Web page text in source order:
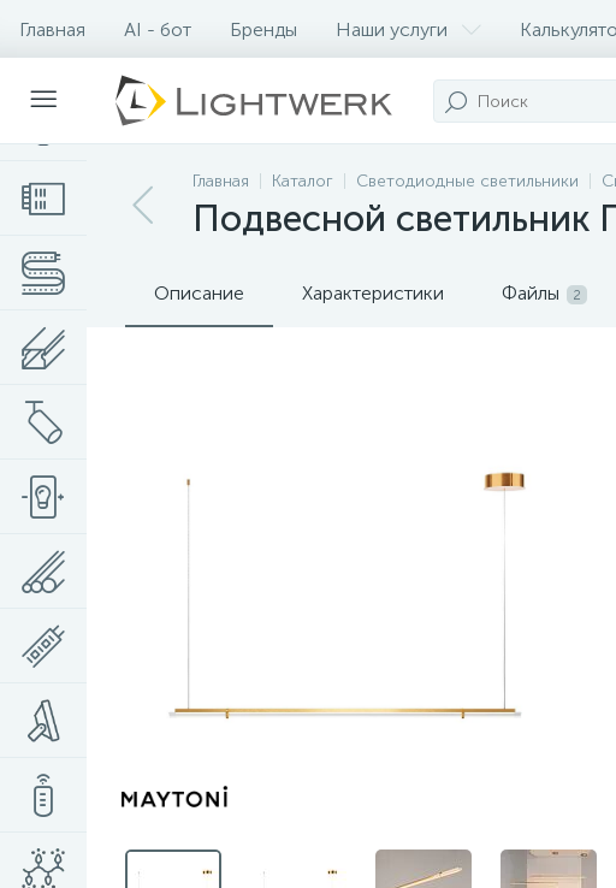
Главная AI - бот Бренды Наши услуги
Контакты
Главная Каталог Светодиодные светильники
Подвесной
Описание Характеристики Файлы 2